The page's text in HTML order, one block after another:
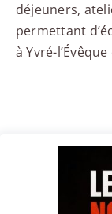
déjeuners,
permettant
à Yvré-